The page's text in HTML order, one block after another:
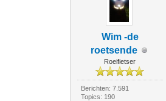
Wim -de
roetsende
Roeifietser
Berichten: 7.591
Topics: 190